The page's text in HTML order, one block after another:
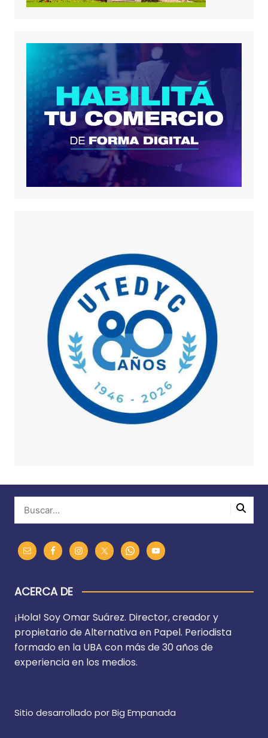
ACERCA DE
¡Hola! Soy Omar Suárez. Director, creador y
propietario de Alternativa en Papel. Periodista
formado en la UBA con más de 30 años de
experiencia en los medios.
Sitio desarrollado por Big Empanada